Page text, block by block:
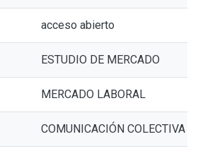
acceso abierto
ESTUDIO DE MERCADO
MERCADO LABORAL
COMUNICACIÓN COLECTIVA